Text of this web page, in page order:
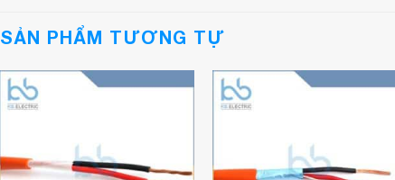
SẢN PHẨM TƯƠNG TỰ